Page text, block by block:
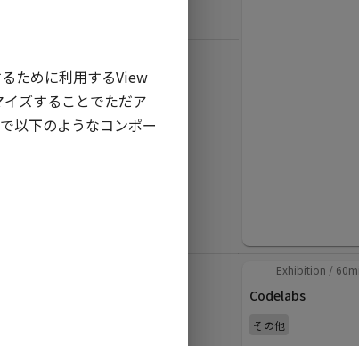
開発と比べ
わかるFlutter
Exhibition / 60
Codelabs
その他
ために利用するView
ズすることでただア
以下のようなコンポー